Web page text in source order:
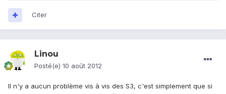
Citer
Linou
Posté(e) 10 août 2012
Il n'y a aucun problème vis à vis des S3, c'est simplement que si